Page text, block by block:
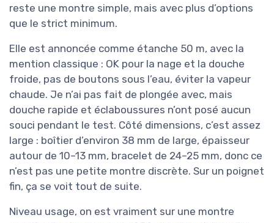
reste une montre simple, mais avec plus d’options
que le strict minimum.
Elle est annoncée comme étanche 50 m, avec la
mention classique : OK pour la nage et la douche
froide, pas de boutons sous l’eau, éviter la vapeur
chaude. Je n’ai pas fait de plongée avec, mais
douche rapide et éclaboussures n’ont posé aucun
souci pendant le test. Côté dimensions, c’est assez
large : boîtier d’environ 38 mm de large, épaisseur
autour de 10–13 mm, bracelet de 24–25 mm, donc ce
n’est pas une petite montre discrète. Sur un poignet
fin, ça se voit tout de suite.
Niveau usage, on est vraiment sur une montre